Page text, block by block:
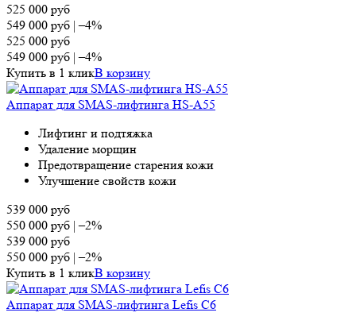
525 000 руб
549 000 руб |–4%
525 000 руб
549 000 руб |–4%
Купить в 1 кликВ корзину
Аппарат для SMAS-лифтинга HS-A55
Лифтинг и подтяжка
Удаление морщин
Предотвращение старения кожи
Улучшение свойств кожи
539 000 руб
550 000 руб |–2%
539 000 руб
550 000 руб |–2%
Купить в 1 кликВ корзину
Аппарат для SMAS-лифтинга Lefis C6